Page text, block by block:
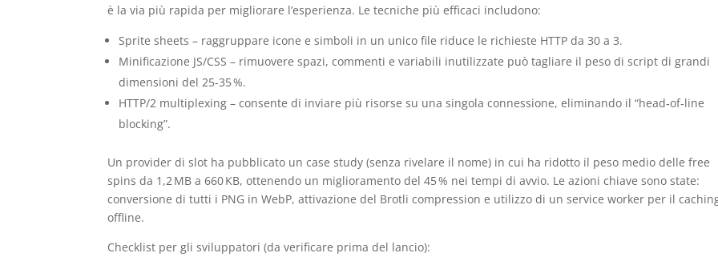
è la via più rapida per migliorare l’esperienza. Le tecniche più efficaci includono:
Sprite sheets – raggruppare icone e simboli in un unico file riduce le richieste HTTP da 30 a 3.
Minificazione JS/CSS – rimuovere spazi, commenti e variabili inutilizzate può tagliare il peso di script di grandi
dimensioni del 25‑35 %.
HTTP/2 multiplexing – consente di inviare più risorse su una singola connessione, eliminando il “head‑of‑line
blocking”.
Un provider di slot ha pubblicato un case study (senza rivelare il nome) in cui ha ridotto il peso medio delle free
spins da 1,2 MB a 660 KB, ottenendo un miglioramento del 45 % nei tempi di avvio. Le azioni chiave sono state:
conversione di tutti i PNG in WebP, attivazione del Brotli compression e utilizzo di un service worker per il
offline.
Checklist per gli sviluppatori (da verificare prima del lancio):